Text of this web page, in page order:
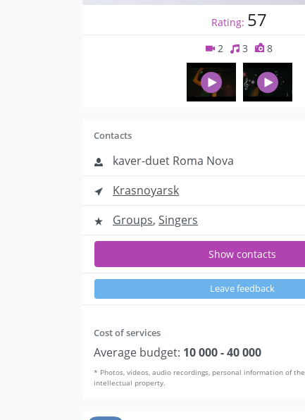
Rating: 57
2 3 8
Contacts
kaver-duet Roma Nova
Krasnoyarsk
Groups, Singers
Show contacts
Leave feedback
Cost of services
Average budget: 10 000 - 40 000
* Photos, videos, audio recordings, personal information of
intellectual property.